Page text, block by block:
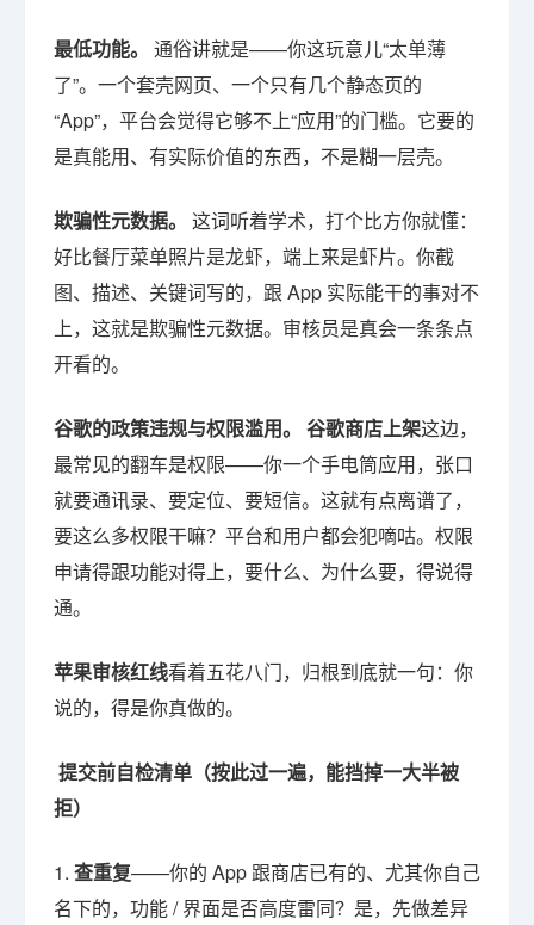
最低功能。 通俗讲就是——你这玩意儿“太单薄
了”。一个套壳网页、一个只有几个静态页的
“App”，平台会觉得它够不上“应用”的门槛。它要的
是真能用、有实际价值的东西，不是糊一层壳。
欺骗性元数据。 这词听着学术，打个比方你就懂：
好比餐厅菜单照片是龙虾，端上来是虾片。你截
图、描述、关键词写的，跟 App 实际能干的事对不
上，这就是欺骗性元数据。审核员是真会一条条点
开看的。
谷歌的政策违规与权限滥用。 谷歌商店上架这边，
最常见的翻车是权限——你一个手电筒应用，张口
就要通讯录、要定位、要短信。这就有点离谱了，
要这么多权限干嘛？平台和用户都会犯嘀咕。权限
申请得跟功能对得上，要什么、为什么要，得说得
通。
苹果审核红线看着五花八门，归根到底就一句：你
说的，得是你真做的。
提交前自检清单（按此过一遍，能挡掉一大半被
拒）
1. 查重复——你的 App 跟商店已有的、尤其你自己
名下的，功能 / 界面是否高度雷同？是，先做差异